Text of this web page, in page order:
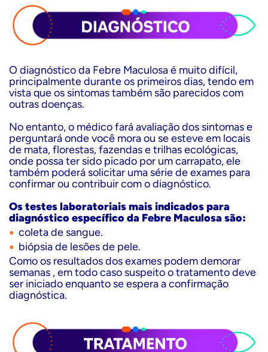
O diagnóstico da Febre Maculosa é muito difícil,
principalmente durante os primeiros dias, tendo em
vista que os sintomas também são parecidos com
outras doenças.
No entanto, o médico fará avaliação dos sintomas e
perguntará onde você mora ou se esteve em locais
de mata, florestas, fazendas e trilhas ecológicas,
onde possa ter sido picado por um carrapato, ele
também poderá solicitar uma série de exames para
confirmar ou contribuir com o diagnóstico.
Os testes laboratoriais mais indicados para
diagnóstico específico da Febre Maculosa são:
coleta de sangue.
biópsia de lesões de pele.
Como os resultados dos exames podem demorar
semanas , em todo caso suspeito o tratamento deve
ser iniciado enquanto se espera a confirmação
diagnóstica.